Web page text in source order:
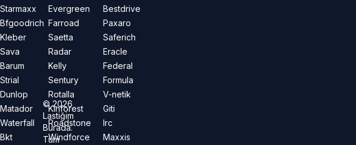
Starmaxx
Bfgoodrich
Kleber
Sava
Barum
Strial
Dunlop
Matador
Waterfall
Bkt
Evergreen
Farroad
Saetta
Radar
Kelly
Sentury
Rotalla
Kinforest
Roadstone
Windforce
Bestdrive
Paxaro
Saferich
Eracle
Federal
Formula
V-netik
Giti
Irc
Maxxis
©2026
Lastiğim
Burada.
Tüm